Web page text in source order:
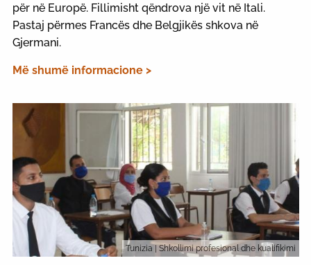
për në Europë. Fillimisht qëndrova një vit në Itali.
Pastaj përmes Francës dhe Belgjikës shkova në
Gjermani.
Më shumë informacione >
Tunizia | Shkollimi profesional dhe kualifikimi